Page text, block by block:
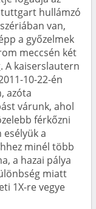
hullámzó
van,
a győzelmek
meccsén két
A kaiserslautern
10-22-én
azóta
várunk, ahol
férkőzni
esélyük a
minél több
a hazai pálya
miatt
1X-re vegye